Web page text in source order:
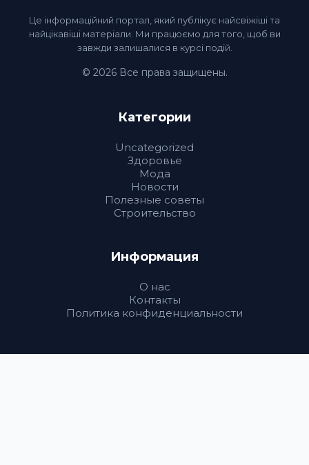
Це інформаційний портал, який публікує найсвіжіші та
найцікавіші матеріали. Ми працюємо для того, щоб ви
завжди залишалися в курсі подій.
© 2026 Все права защищены.
Категории
Uncategorized
Здоровье
Мода
Новости
Полезные советы
Строительство
Информация
О нас
Контакты
Политика конфиденциальности